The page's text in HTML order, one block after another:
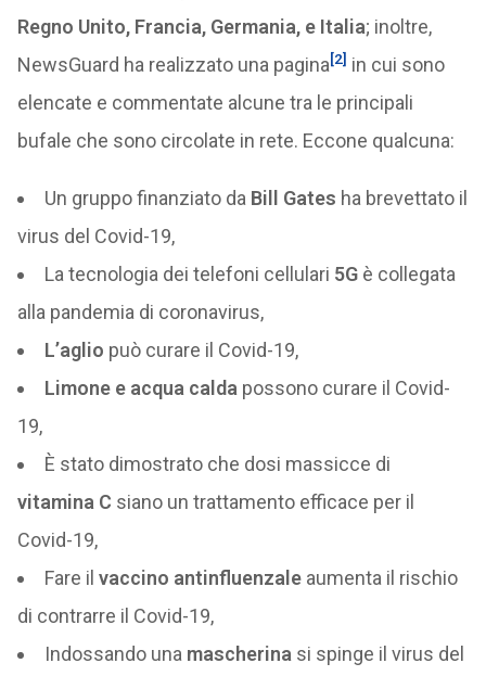
Regno Unito, Francia, Germania, e Italia; inoltre,
NewsGuard ha realizzato una pagina[2] in cui sono
elencate e commentate alcune tra le principali
bufale che sono circolate in rete. Eccone qualcuna:
Un gruppo finanziato da Bill Gates ha brevettato il
virus del Covid-19,
La tecnologia dei telefoni cellulari 5Gè collegata
alla pandemia di coronavirus,
L’aglio può curare il Covid-19,
Limone e acqua calda possono curare il Covid-
19,
È stato dimostrato che dosi massicce di
vitamina C siano un trattamento efficace per il
Covid-19,
Fare il vaccino antinfluenzaleaumenta il rischio
di contrarre il Covid-19,
Indossando una mascherina si spinge il virus del